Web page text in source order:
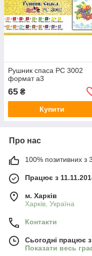
Рушник спаса РС 3002
формат а3
65 ₴
Купити
Про нас
100% позитивних з
Працює з
м. Харків
Харків, Україна
Контакти
Сьогодні працює
Показати весь